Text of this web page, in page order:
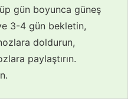
gün boyunca güneş
3-4 gün bekletin,
doldurun,
paylaştırın.